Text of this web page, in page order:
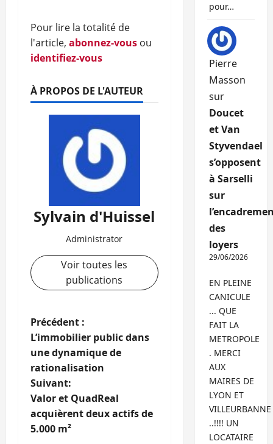
Pour lire la totalité de
l'article, abonnez-vous ou
identifiez-vous
À PROPOS DE L'AUTEUR
Sylvain d'Huissel
Administrator
Voir toutes les
publications
N
a
v
i
g
Précédent :
L’immobilier public dans
une dynamique de
rationalisation
Suivant:
Valor et QuadReal
acquièrent deux actifs de
5.000 m²
pour…
Pierre
Masson
sur
Doucet
et Van
Styvendael
s’opposent
à Sarselli
sur
des
loyers
29/06/2026
EN PLEINE
CANICULE
... QUE
FAIT LA
METROPOLE
. MERCI
AUX
MAIRES DE
LYON ET
VILLEURBANNE
..!!!! UN
LOCATAIRE